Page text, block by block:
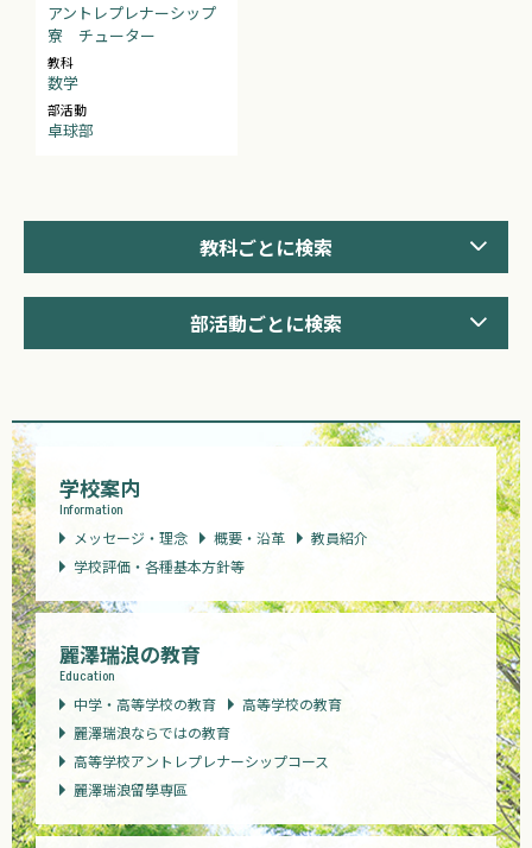
アントレプレナーシップ
寮 チューター
教科
数学
部活動
卓球部
教科ごとに検索
部活動ごとに検索
学校案内
Information
メッセージ・理念
概要・沿革
教員紹介
学校評価・各種基本方針等
麗澤瑞浪の教育
Education
中学・高等学校の教育
高等学校の教育
麗澤瑞浪ならではの教育
高等学校アントレプレナーシップコース
麗澤瑞浪留學専區